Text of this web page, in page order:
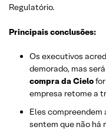
Regulatório.
Principais conclusões:
Os executivos
demorado, mas
compra da Cielo
empresa retome a
Eles compreendem
sentem que não há